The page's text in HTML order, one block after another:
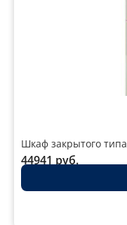
Шкаф закрытого
44941 руб.